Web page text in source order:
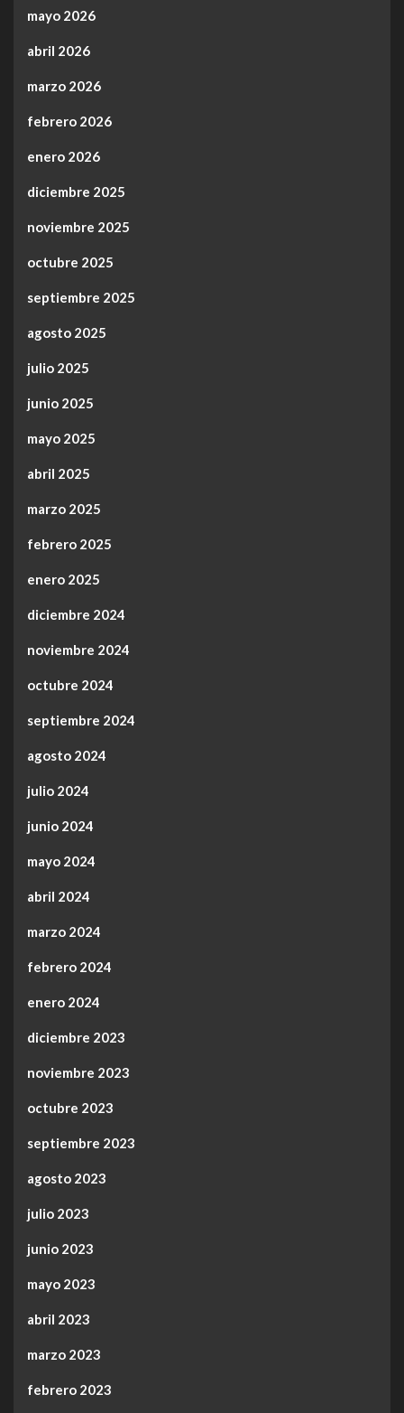
mayo 2026
abril 2026
marzo 2026
febrero 2026
enero 2026
diciembre 2025
noviembre 2025
octubre 2025
septiembre 2025
agosto 2025
julio 2025
junio 2025
mayo 2025
abril 2025
marzo 2025
febrero 2025
enero 2025
diciembre 2024
noviembre 2024
octubre 2024
septiembre 2024
agosto 2024
julio 2024
junio 2024
mayo 2024
abril 2024
marzo 2024
febrero 2024
enero 2024
diciembre 2023
noviembre 2023
octubre 2023
septiembre 2023
agosto 2023
julio 2023
junio 2023
mayo 2023
abril 2023
marzo 2023
febrero 2023